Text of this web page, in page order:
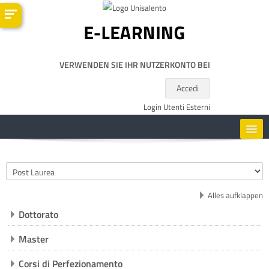
Zum Hauptinhalt
VERWENDEN SIE IHR NUTZERKONTO BEI
Accedi
Login Utenti Esterni
RISORSE UTILI
DEUTSCH ‎(DE)‎
Kursbereiche
Alles aufklappen
Dottorato
Master
Corsi di Perfezionamento